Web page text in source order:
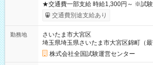
★交通費一部支給 時給1,300円～ ※試験・役割により手当あり
※勤務回数により昇給あり 【即給（前
り！】 希望される場合、勤務から1週
例】 ・河合塾模擬試験 8:30～17:30（
×8時間＝日収10,400円＋交通費 ※当日
円の場合あり ・国家試験 7:00～13:30
円（役割手当＋100円）×6時間＝日収8,400円
交通費別途支給あり
勤務地
さいたま市大宮区
埼玉県埼玉県さいたま市大宮区錦町（最
株式会社全国試験運営センター